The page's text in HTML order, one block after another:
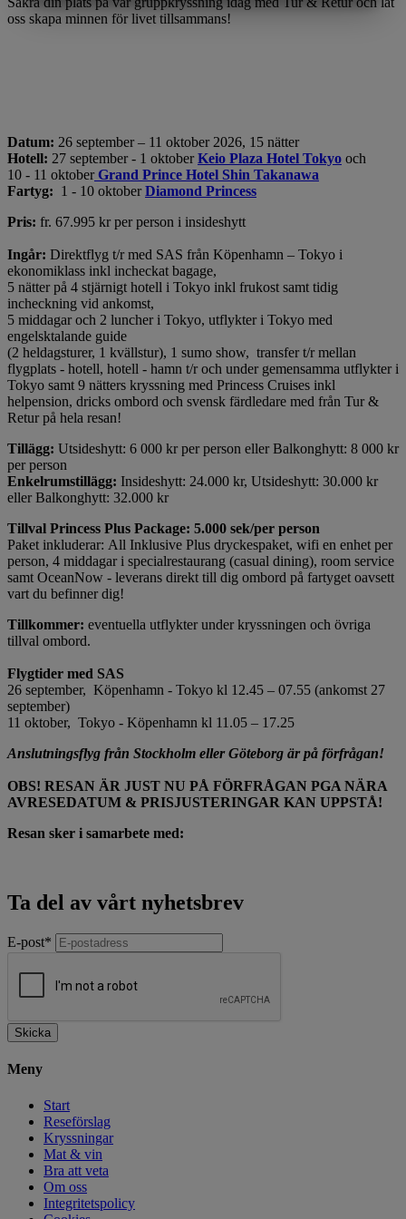
oss skapa minnen för livet tillsammans!
Datum: 26 september – 11 oktober 2026, 15 nätter
Hotell: 27 september - 1 oktober Keio Plaza Hotel Tokyo och
10 - 11 oktober Grand Prince Hotel Shin Takanawa
Fartyg: 1 - 10 oktober Diamond Princess
Pris: fr. 67.995 kr per person i insideshytt
Ingår: Direktflyg t/r med SAS från Köpenhamn – Tokyo i
ekonomiklass inkl incheckat bagage,
5 nätter på 4 stjärnigt hotell i Tokyo inkl frukost samt tidig
incheckning vid ankomst,
5 middagar och 2 luncher i Tokyo, utflykter i Tokyo med
engelsktalande guide
(2 heldagsturer, 1 kvällstur), 1 sumo show, transfer t/r mellan
flygplats - hotell, hotell - hamn t/r och under gemensamma utflykter i
Tokyo samt 9 nätters kryssning med Princess Cruises inkl
helpension, dricks ombord och svensk färdledare med från Tur &
Retur på hela resan!
Tillägg: Utsideshytt: 6 000 kr per person eller Balkonghytt: 8 000 kr
per person
Enkelrumstillägg: Insideshytt: 24.000 kr, Utsideshytt: 30.000 kr
eller Balkonghytt: 32.000 kr
Tillval Princess Plus Package: 5.000 sek/per person
Paket inkluderar: All Inklusive Plus dryckespaket, wifi en enhet per
person, 4 middagar i specialrestaurang (casual dining), room service
samt OceanNow - leverans direkt till dig ombord på fartyget oavsett
vart du befinner dig!
Tillkommer: eventuella utflykter under kryssningen och övriga
tillval ombord.
Flygtider med SAS
26 september, Köpenhamn - Tokyo kl 12.45 – 07.55 (ankomst 27
september)
11 oktober, Tokyo - Köpenhamn kl 11.05 – 17.25
Anslutningsflyg från Stockholm eller Göteborg är på förfrågan!
OBS! RESAN ÄR JUST NU PÅ FÖRFRÅGAN PGA NÄRA
AVRESEDATUM & PRISJUSTERINGAR KAN UPPSTÅ!
Resan sker i samarbete med:
Ta del av vårt nyhetsbrev
E-post*
Skicka
Meny
Start
Reseförslag
Kryssningar
Mat & vin
Bra att veta
Om oss
Integritetspolicy
MARKNADSFÖRING STATISTIK